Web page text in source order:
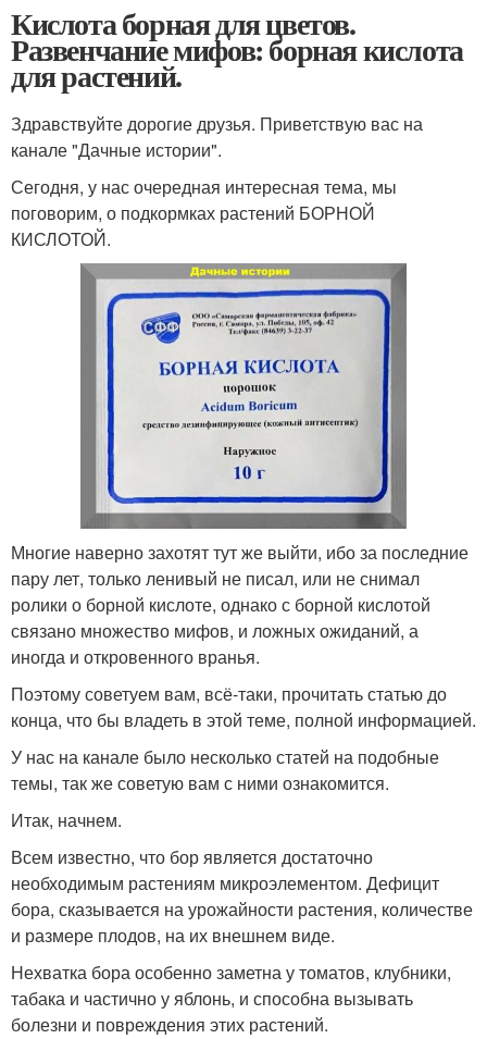
Кислота борная для цветов.
Развенчание мифов: борная кислота
для растений.
Здравствуйте дорогие друзья. Приветствую вас на
канале "Дачные истории".
Сегодня, у нас очередная интересная тема, мы
поговорим, о подкормках растений БОРНОЙ
КИСЛОТОЙ.
Многие наверно захотят тут же выйти, ибо за последние
пару лет, только ленивый не писал, или не снимал
ролики о борной кислоте, однако с борной кислотой
связано множество мифов, и ложных ожиданий, а
иногда и откровенного вранья.
Поэтому советуем вам, всё-таки, прочитать статью до
конца, что бы владеть в этой теме, полной информацией.
У нас на канале было несколько статей на подобные
темы, так же советую вам с ними ознакомится.
Итак, начнем.
Всем известно, что бор является достаточно
необходимым растениям микроэлементом. Дефицит
бора, сказывается на урожайности растения, количестве
и размере плодов, на их внешнем виде.
Нехватка бора особенно заметна у томатов, клубники,
табака и частично у яблонь, и способна вызывать
болезни и повреждения этих растений.